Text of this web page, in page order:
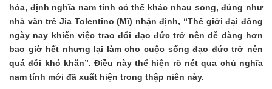
hóa, định nghĩa nam tính có thể khác nhau song, đúng như
nhà văn trẻ Jia Tolentino (Mĩ) nhận định, “Thế giới đại đồng
ngày nay khiến việc trao đổi đạo đức trở nên dễ dàng hơn
bao giờ hết nhưng lại làm cho cuộc sống đạo đức trở nên
quá đỗi khó khăn”. Điều này thể hiện rõ nét qua chủ nghĩa
nam tính mới đã xuất hiện trong thập niên này.